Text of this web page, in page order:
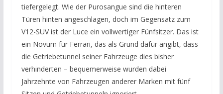
tiefergelegt. Wie der Purosangue sind die hinteren
Türen hinten angeschlagen, doch im Gegensatz zum
V12-SUV ist der Luce ein vollwertiger Fünfsitzer. Das ist
ein Novum für Ferrari, das als Grund dafür angibt, dass
die Getriebetunnel seiner Fahrzeuge dies bisher
verhinderten – bequemerweise wurden dabei
Jahrzehnte von Fahrzeugen anderer Marken mit fünf